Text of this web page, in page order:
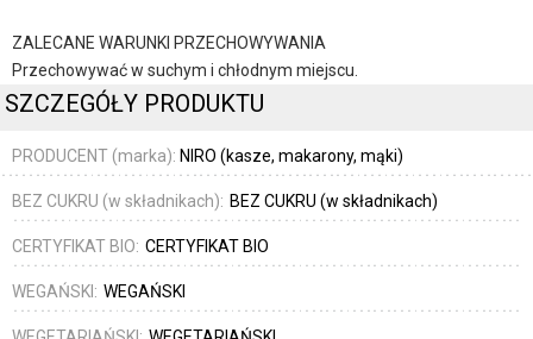
ZALECANE WARUNKI PRZECHOWYWANIA
Przechowywać w suchym i chłodnym miejscu.
SZCZEGÓŁY PRODUKTU
PRODUCENT (marka): NIRO (kasze, makarony, mąki)
BEZ CUKRU (w składnikach): BEZ CUKRU (w składnikach)
CERTYFIKAT BIO: CERTYFIKAT BIO
WEGAŃSKI: WEGAŃSKI